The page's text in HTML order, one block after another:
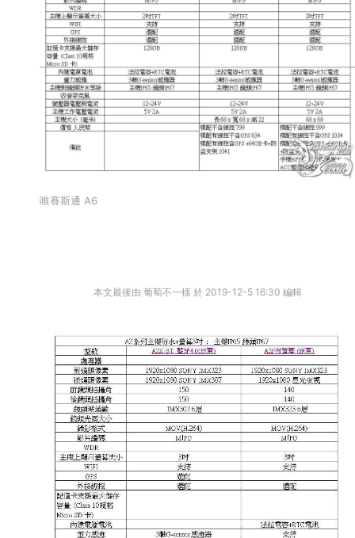
唯賽斯通 A6
本文最後由 葡萄不一樣 於 2019-12-5 16:30 編輯